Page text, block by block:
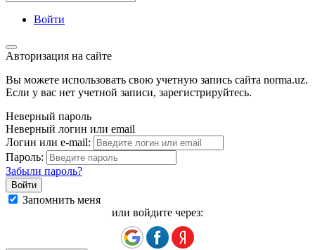
Войти
Авторизация на сайте
Вы можете использовать свою учетную запись сайта norma.uz.
Если у вас нет учетной записи, зарегистрируйтесь.
Неверный пароль
Неверный логин или email
Логин или e-mail:
Пароль:
Забыли пароль?
Запомнить меня
или войдите через: